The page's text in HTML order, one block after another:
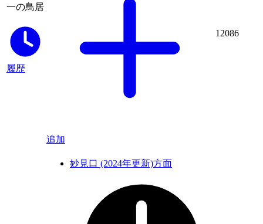
一の鳥居
履歴
追加
12086
妙見口 (2024年更新)方面